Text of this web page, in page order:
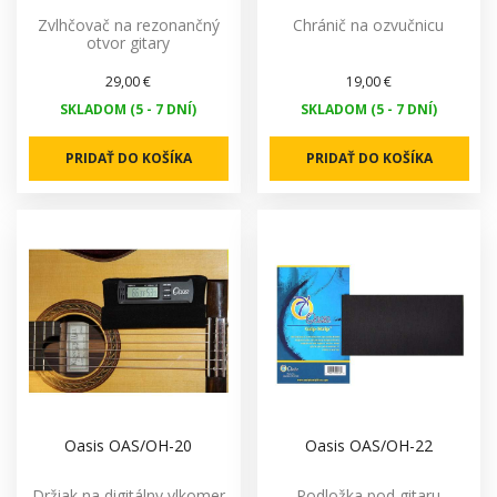
Zvlhčovač na rezonančný
otvor gitary
29,00 €
SKLADOM (5 - 7 DNÍ)
PRIDAŤ DO KOŠÍKA
Chránič na ozvučnicu
19,00 €
SKLADOM (5 - 7 DNÍ)
PRIDAŤ DO KOŠÍKA
Oasis OAS/OH-20 Oasis OAS/OH-22